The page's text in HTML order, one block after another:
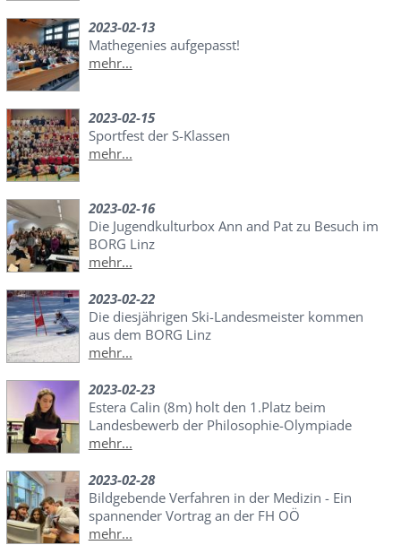
2023-02-13
Mathegenies aufgepasst!
mehr...
2023-02-15
Sportfest der S-Klassen
mehr...
2023-02-16
Die Jugendkulturbox Ann and Pat zu Besuch im
BORG Linz
mehr...
2023-02-22
Die diesjährigen Ski-Landesmeister kommen
aus dem BORG Linz
mehr...
2023-02-23
Estera Calin (8m) holt den 1.Platz beim
Landesbewerb der Philosophie-Olympiade
mehr...
2023-02-28
Bildgebende Verfahren in der Medizin - Ein
spannender Vortrag an der FH OÖ
mehr...